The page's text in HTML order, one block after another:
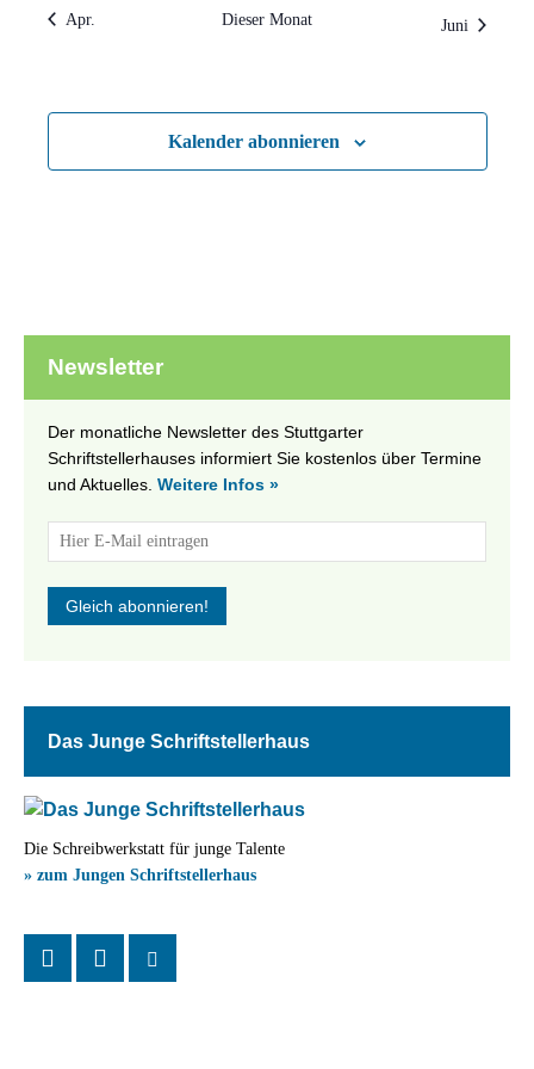
Apr. Dieser Monat Juni
Kalender abonnieren
Newsletter
Der monatliche Newsletter des Stuttgarter
Schriftstellerhauses informiert Sie kostenlos über Termine
und Aktuelles. Weitere Infos »
Das Junge Schriftstellerhaus
Die Schreibwerkstatt für junge Talente
» zum Jungen Schriftstellerhaus